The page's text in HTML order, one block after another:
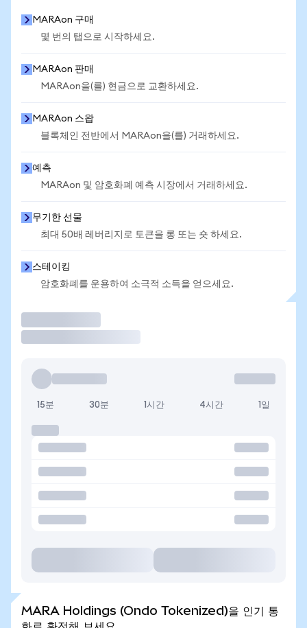
MARAon 구매
몇 번의 탭으로 시작하세요.
MARAon 판매
MARAon을(를) 현금으로 교환하세요.
MARAon 스왑
블록체인 전반에서 MARAon을(를) 거래하세요.
예측
MARAon 및 암호화폐 예측 시장에서 거래하세요.
무기한 선물
최대 50배 레버리지로 토큰을 롱 또는 숏 하세요.
스테이킹
암호화폐를 운용하여 소극적 소득을 얻으세요.
15분 30분 1시간 4시간 1일
MARA Holdings (Ondo Tokenized)을 인기 통